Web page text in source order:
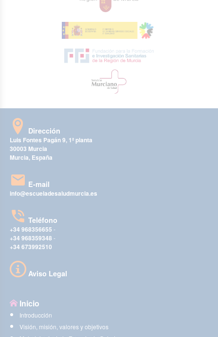
Dirección
Luis Fontes Pagán 9, 1ª planta
30003 Murcia
Murcia, España
E-mail
info@escueladesaludmurcia.es
Teléfono
+34 968356655 -
+34 968359348 -
+34 673992510
Aviso Legal
Inicio
Introducción
Visión, misión, valores y objetivos